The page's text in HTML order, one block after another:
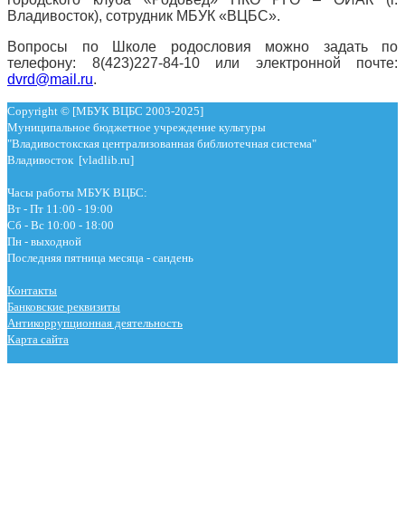
Владивосток), сотрудник МБУК «ВЦБС».
Вопросы по Школе родословия можно задать по
телефону: 8(423)227-84-10 или электронной почте:
dvrd@mail.ru.
Copyright © [МБУК ВЦБС 2003-2025]
Муниципальное бюджетное учреждение культуры
"Владивостокская централизованная библиотечная система"
Владивосток [vladlib.ru]
Часы работы МБУК ВЦБС:
Вт - Пт 11:00 - 19:00
Сб - Вс 10:00 - 18:00
Пн - выходной
Последняя пятница месяца - сандень
Контакты
Банковские реквизиты
Антикоррупционная деятельность
Карта сайта